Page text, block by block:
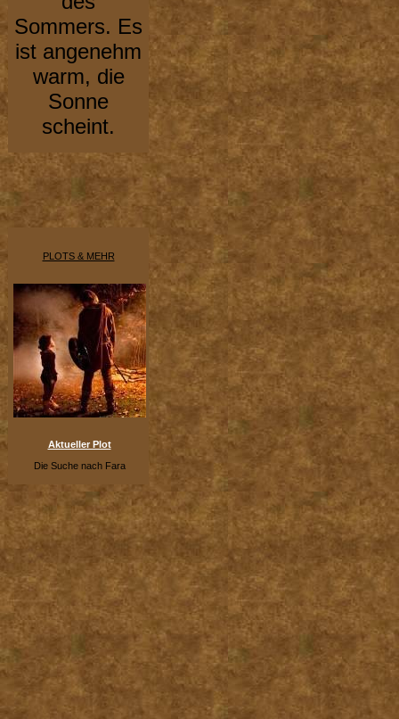
Sommers. Es
ist angenehm
warm, die
Sonne
scheint.
PLOTS & MEHR
Aktueller Plot
Die Suche nach Fara